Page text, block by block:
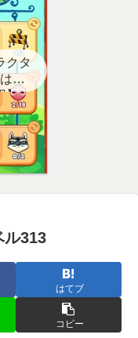
クタ
ど
】
ル313
はてブ
コピー